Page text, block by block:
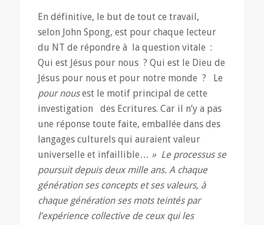
En définitive, le but de tout ce travail,
selon John Spong, est pour chaque lecteur
du NT de répondre à la question vitale :
Qui est Jésus pour nous ? Qui est le Dieu de
Jésus pour nous et pour notre monde ? Le
pour nousest le motif principal de cette
investigation des Ecritures. Car il n’y a pas
une réponse toute faite, emballée dans des
langages culturels qui auraient valeur
universelle et infaillible… » Le processus se
poursuit depuis deux mille ans. A chaque
génération ses concepts et ses valeurs, à
chaque génération ses mots teintés par
l’expérience collective de ceux qui les